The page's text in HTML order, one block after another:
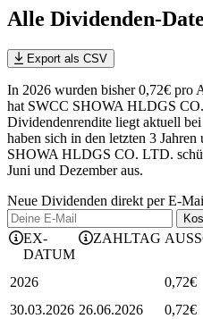
Alle Dividenden-
Export als CSV
In 2026 wurden bisher 0,72€ pro
hat SWCC SHOWA HLDGS
Dividendenrendite liegt aktuell
haben sich in den letzten 3 Jahren
SHOWA HLDGS CO. LTD.
Juni und Dezember aus.
Neue Dividenden direkt per E-
EX-
DATUM
ZAHLTAG
2026 0,72€
30.03.2026 26.06.2026 0,72€